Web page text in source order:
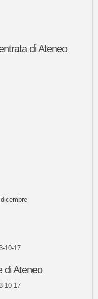
di Ateneo
10-17
di Ateneo
10-17